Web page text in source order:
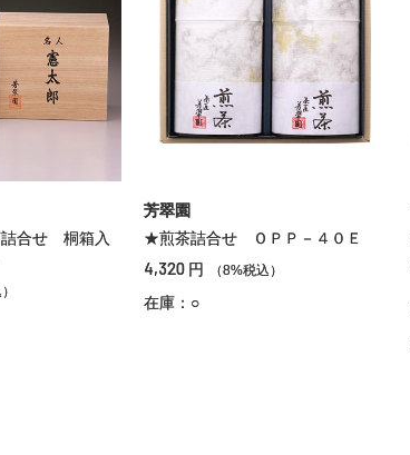
合せ 桐箱入
芳翠園
★煎茶詰合せ ＯＰＰ－４０Ｅ
4,320 円 （8%税込）
在庫：○